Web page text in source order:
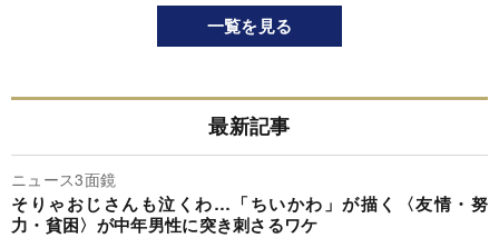
一覧を見る
最新記事
ニュース3面鏡
そりゃおじさんも泣くわ…「ちいかわ」が描く〈友情・努
力・貧困〉が中年男性に突き刺さるワケ